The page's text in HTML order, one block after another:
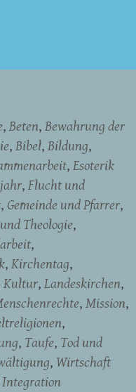
Beten Bewahrung der
Bibel Bildung
Esoterik
Flucht und
Gemeinde und Pfarrer
Theologie
Kirchentag
Kultur Landeskirchen
Mission
Taufe Tod und
Wirtschaft